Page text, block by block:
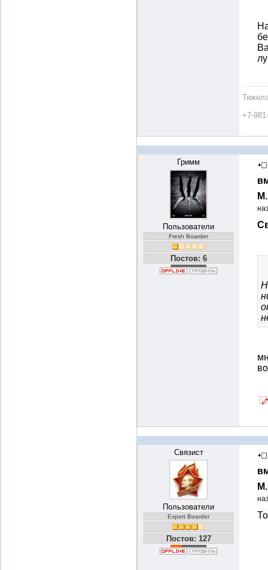
+7-
Гримм
Пользователи
Fresh Boarder
Постов: 6
Связист
Пользователи
Expert Boarder
Постов: 127